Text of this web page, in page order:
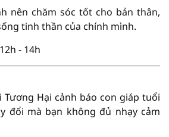
nên chăm sóc tốt cho bản thân,
tinh thần của chính mình.
- 14h
Tương Hại cảnh báo con giáp tuổi
đổi mà bạn không đủ nhạy cảm